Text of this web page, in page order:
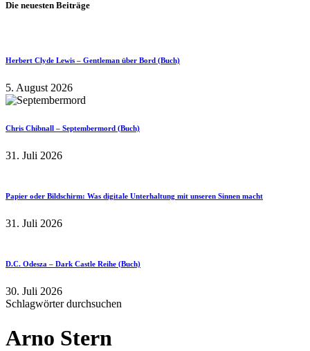
Die neuesten Beiträge
Herbert Clyde Lewis – Gentleman über Bord (Buch)
5. August 2026
Chris Chibnall – Septembermord (Buch)
31. Juli 2026
Papier oder Bildschirm: Was digitale Unterhaltung mit unseren Sinnen macht
31. Juli 2026
D.C. Odesza – Dark Castle Reihe (Buch)
30. Juli 2026
Schlagwörter durchsuchen
Arno Stern